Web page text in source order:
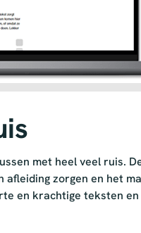
met heel veel ruis.
zorgen en het
en krachtige teksten